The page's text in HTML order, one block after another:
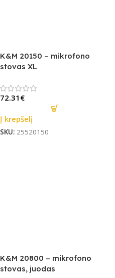
K&M 20150 – mikrofono
stovas XL
72.31 €
Į krepšelį
SKU: 25520150
K&M 20800 – mikrofono
stovas, juodas